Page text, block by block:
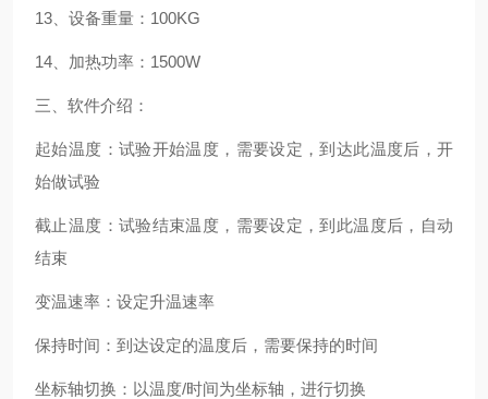
13、设备重量：100KG
14、加热功率：1500W
三、软件介绍：
起始温度：试验开始温度，需要设定，到达此温度后，开
始做试验
截止温度：试验结束温度，需要设定，到此温度后，自动
结束
变温速率：设定升温速率
保持时间：到达设定的温度后，需要保持的时间
坐标轴切换：以温度/时间为坐标轴，进行切换